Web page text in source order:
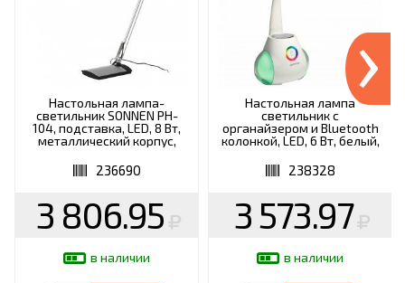
Настольная лампа-
светильник SONNEN PH-
104, подставка, LED, 8 Вт,
металлический корпус,
236690
3 806.95
в наличии
Настольная лампа
светильник с
органайзером и Bluetooth
колонкой, LED, 6 Вт, белый,
238328
3 573.97
в наличии
›